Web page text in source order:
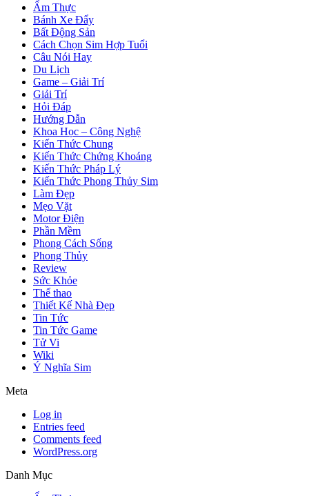
Ẩm Thực
Bánh Xe Đẩy
Bất Động Sản
Cách Chọn Sim Hợp Tuổi
Câu Nói Hay
Du Lịch
Game – Giải Trí
Giải Trí
Hỏi Đáp
Hướng Dẫn
Khoa Học – Công Nghệ
Kiến Thức Chung
Kiến Thức Chứng Khoáng
Kiến Thức Pháp Lý
Kiến Thức Phong Thủy Sim
Làm Đẹp
Mẹo Vặt
Motor Điện
Phần Mềm
Phong Cách Sống
Phong Thủy
Review
Sức Khỏe
Thể thao
Thiết Kế Nhà Đẹp
Tin Tức
Tin Tức Game
Tử Vi
Wiki
Ý Nghĩa Sim
Meta
Log in
Entries feed
Comments feed
WordPress.org
Danh Mục